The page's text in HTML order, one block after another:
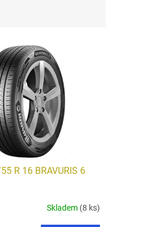
R 16 BRAVURIS 6
Skladem (8 ks)